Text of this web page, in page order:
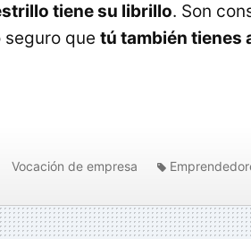
tiene su librillo. Son
que tú también tienes
Vocación de empresa